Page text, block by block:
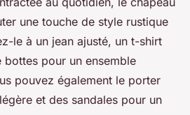
une touche de style rustique
le à un jean ajusté, un t-shirt
bottes pour un ensemble
pouvez également le porter
et des sandales pour un